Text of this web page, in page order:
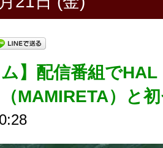
ム】配信番組で
MAMIRETA）と